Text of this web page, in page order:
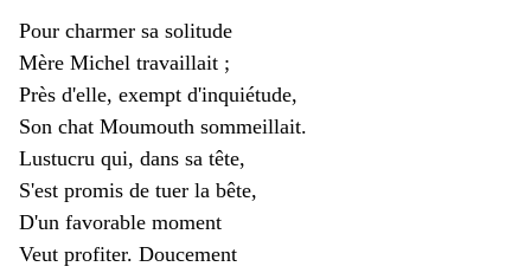
Pour charmer sa solitude
Mère Michel travaillait ;
Près d'elle, exempt d'inquiétude,
Son chat Moumouth sommeillait.
Lustucru qui, dans sa tête,
S'est promis de tuer la bête,
D'un favorable moment
Veut profiter. Doucement